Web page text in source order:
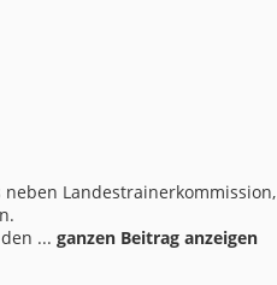
Landestrainerkommission,
... ganzen Beitrag anzeigen